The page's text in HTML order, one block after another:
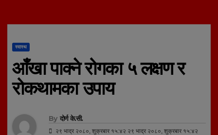
स्वास्थ
आँखा पाक्ने रोगका ५ लक्षण र
रोकथामका उपाय
By दोर्ण के.सी.
२९ भाद्र २०८०, शुक्रबार १५:४२ २९ भाद्र २०८०, शुक्रबार १५:४२